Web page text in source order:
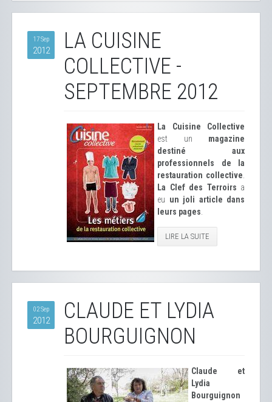
17 Sep
2012
LA CUISINE
COLLECTIVE -
SEPTEMBRE 2012
La Cuisine Collective
est un magazine
destiné aux
professionnels de la
restauration collective
La Clef des Terroirs a
eu un joli article dans
leurs pages
LIRE LA SUITE
02 Sep
2012
CLAUDE ET LYDIA
BOURGUIGNON
Claude et
Lydia
Bourguignon